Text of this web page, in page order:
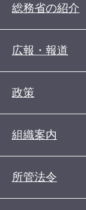
総務省の紹介
広報・報道
政策
組織案内
所管法令